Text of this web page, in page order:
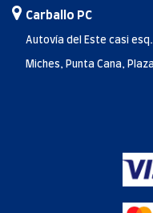
Carballo PC
Autovía del Este casi
Miches, Punta Cana,